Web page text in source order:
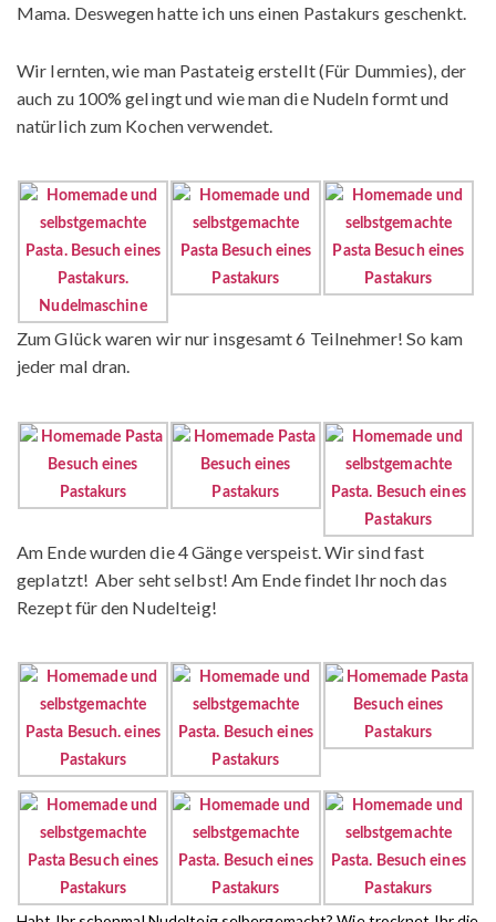
Mama. Deswegen hatte ich uns einen Pastakurs geschenkt.
Wir lernten, wie man Pastateig erstellt (Für Dummies), der
auch zu 100% gelingt und wie man die Nudeln formt und
natürlich zum Kochen verwendet.
Zum Glück waren wir nur insgesamt 6 Teilnehmer! So kam
jeder mal dran.
Am Ende wurden die 4 Gänge verspeist. Wir sind fast
geplatzt! Aber seht selbst! Am Ende findet Ihr noch das
Rezept für den Nudelteig!